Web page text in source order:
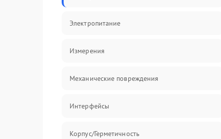
Электропитание
Измерения
Механические повреждения
Интерфейсы
Корпус/Герметичность